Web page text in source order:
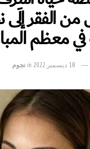
الفقر إلَى
في معظم
18 ديسمبر 2022 inنجوم